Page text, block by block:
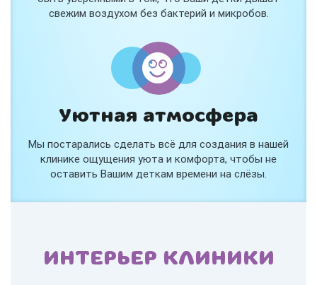
свежим воздухом без бактерий и микробов.
Уютная атмосфера
Мы постарались сделать всё для создания в нашей
клинике ощущения уюта и комфорта, чтобы не
оставить Вашим деткам времени на слёзы.
ИНТЕРЬЕР КЛИНИКИ